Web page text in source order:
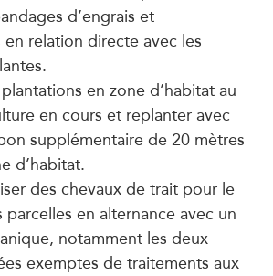
d’engrais et
relation directe avec les
en zone d’habitat au
en cours et replanter avec
supplémentaire de 20 mètres
d’habitat.
des chevaux de trait pour le
en alternance avec un
notamment les deux
exemptes de traitements aux